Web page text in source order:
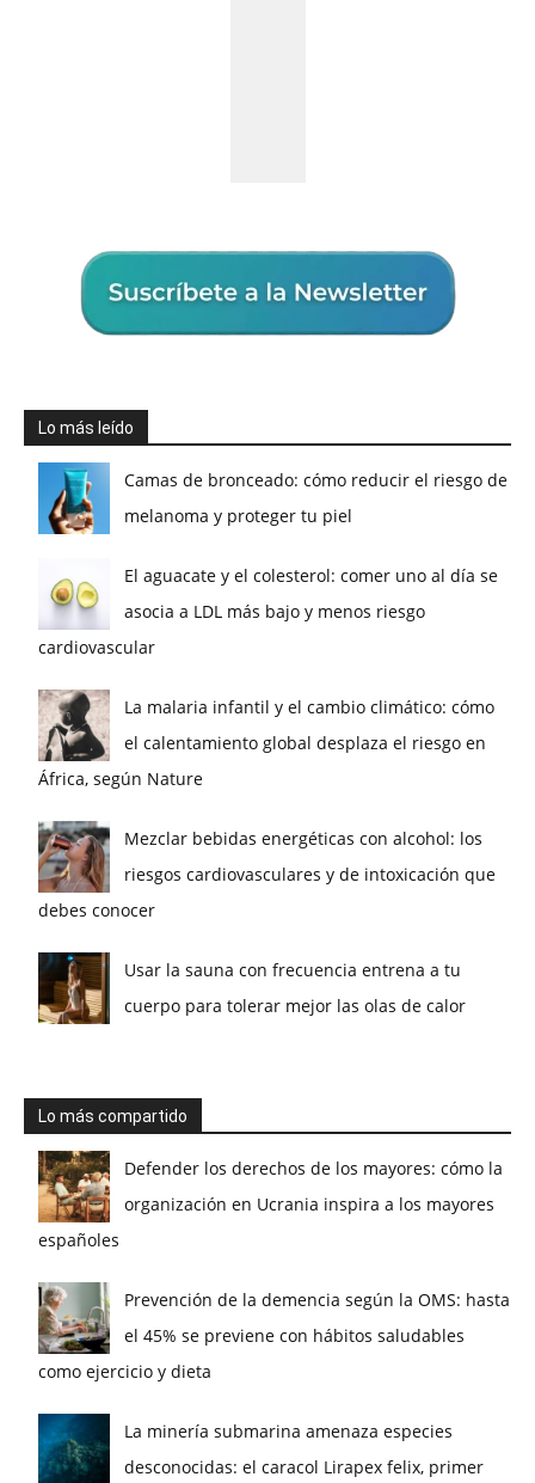
Lo más leído
Camas de bronceado: cómo reducir el riesgo de
melanoma y proteger tu piel
El aguacate y el colesterol: comer uno al día se
asocia a LDL más bajo y menos riesgo
cardiovascular
La malaria infantil y el cambio climático: cómo
el calentamiento global desplaza el riesgo en
África, según Nature
Mezclar bebidas energéticas con alcohol: los
riesgos cardiovasculares y de intoxicación que
debes conocer
Usar la sauna con frecuencia entrena a tu
cuerpo para tolerar mejor las olas de calor
Lo más compartido
Defender los derechos de los mayores: cómo la
organización en Ucrania inspira a los mayores
españoles
Prevención de la demencia según la OMS: hasta
el 45% se previene con hábitos saludables
como ejercicio y dieta
La minería submarina amenaza especies
desconocidas: el caracol Lirapex felix, primer